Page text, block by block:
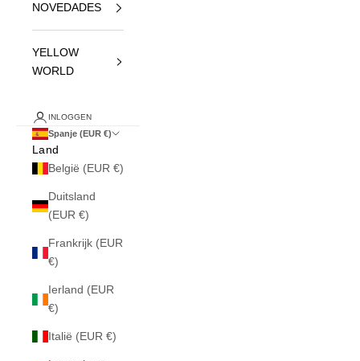
NOVEDADES
YELLOW
WORLD
INLOGGEN
Spanje (EUR €)
Land
België (EUR €)
Duitsland
(EUR €)
Frankrijk (EUR
€)
Ierland (EUR
€)
Italië (EUR €)